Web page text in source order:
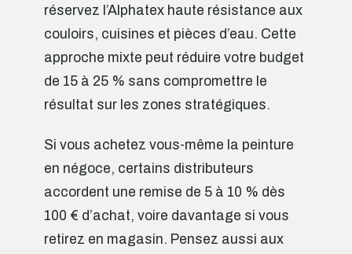
réservez l’Alphatex haute résistance aux
couloirs, cuisines et pièces d’eau. Cette
approche mixte peut réduire votre budget
de 15 à 25 % sans compromettre le
résultat sur les zones stratégiques.
Si vous achetez vous-même la peinture
en négoce, certains distributeurs
accordent une remise de 5 à 10 % dès
100 € d’achat, voire davantage si vous
retirez en magasin. Pensez aussi aux